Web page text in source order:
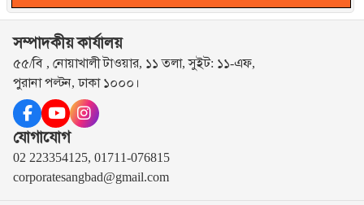
সম্পাদকীয় কার্যালয়
৫৫/বি , নোয়াখালী টাওয়ার, ১১ তলা, সুইট: ১১-এফ,
পুরানা পল্টন, ঢাকা ১০০০।
যোগাযোগ
02 223354125, 01711-076815
corporatesangbad@gmail.com